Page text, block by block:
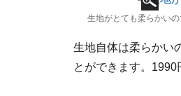
生地がとても柔らかい
生地自体は柔らかい
とができます。1990